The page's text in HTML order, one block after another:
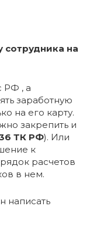
сотрудника на
РФ , а
заработную
на его карту.
закрепить и
ТК РФ). Или
к
расчетов
в нем.
написать